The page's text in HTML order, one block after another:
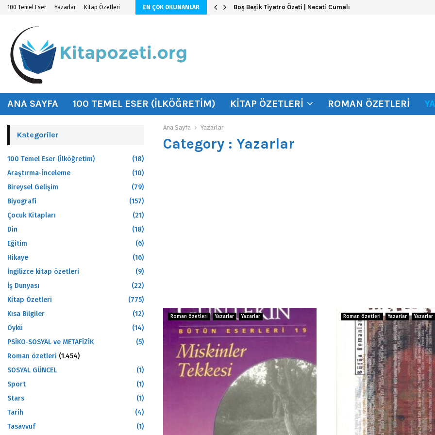
100 Temel Eser Yazarlar Kitap Özetleri EN ÇOK OKUNANLAR
ÖZETİ Boş Beşik Tiyatro Özeti | Necati Cumalı
ANA SAYFA 100 TEMEL ESER (İLKÖĞRETIM) KITAP ÖZETLERI ROMAN ÖZETLERI
Ana Sayfa Yazarlar
Category : Yazarlar
Roman özetleri Yazarlar Yazarlar Roman özetleri Yazarlar Yazarlar
Kategoriler
100 Temel Eser (İlköğretim)
(18)
Araştırma-İnceleme
(10)
Bireysel Gelişim
(79)
Biyografi
(157)
Çocuk Kitapları
(21)
Din
(18)
Eğitim
(6)
Hikaye
(16)
İngilizce kitap özetleri
(9)
İş Dunyası
(22)
Kitap Özetleri
(775)
Kısa Bilgiler
(12)
Öykü
(14)
PSİKO-SOSYAL ve METAFİZİK
(5)
Roman özetleri (1.454)
SOSYAL GÜNCEL
(1)
Sport
(1)
Stars
(1)
Tarih
(4)
Tasavvuf
(1)